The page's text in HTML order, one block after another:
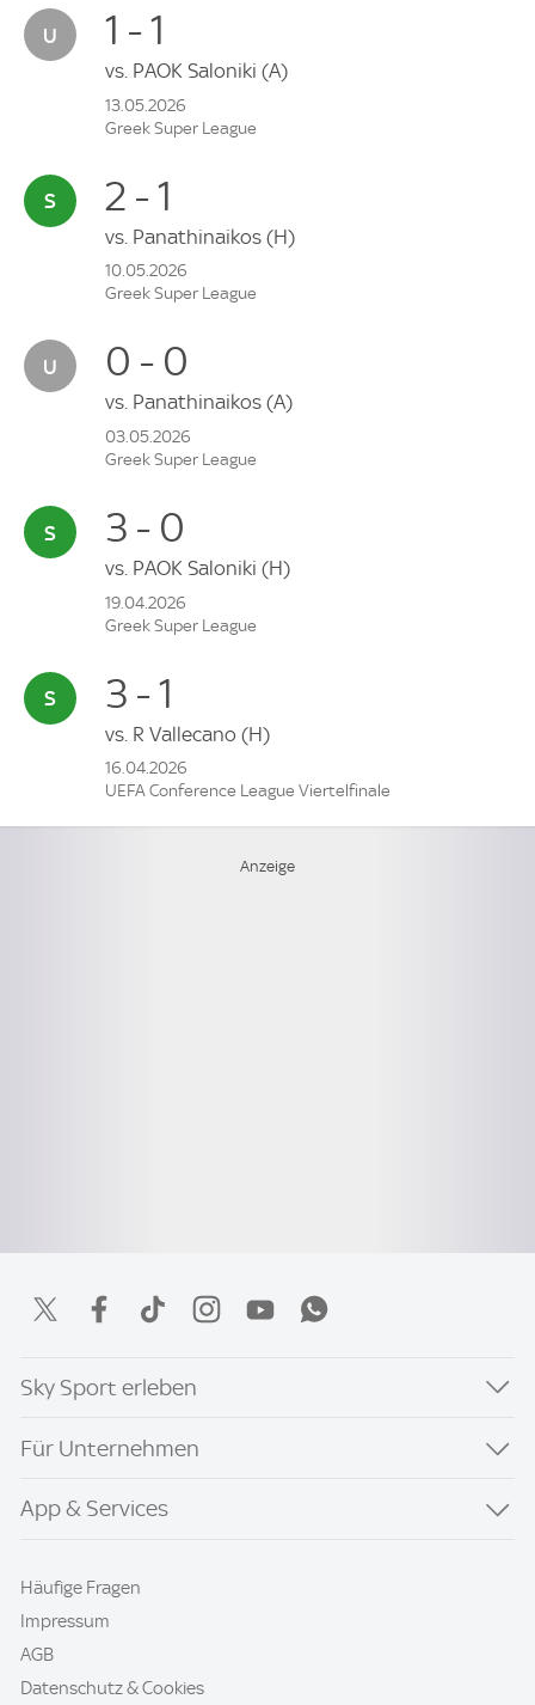
1 - 1
vs. PAOK Saloniki (A)
13.05.2026
Greek Super League
2 - 1
vs. Panathinaikos (H)
10.05.2026
Greek Super League
0 - 0
vs. Panathinaikos (A)
03.05.2026
Greek Super League
3 - 0
vs. PAOK Saloniki (H)
19.04.2026
Greek Super League
3 - 1
vs. R Vallecano (H)
16.04.2026
UEFA Conference League Viertelfinale
Sky Sport erleben
Für Unternehmen
App & Services
Häufige Fragen
Impressum
AGB
Datenschutz & Cookies